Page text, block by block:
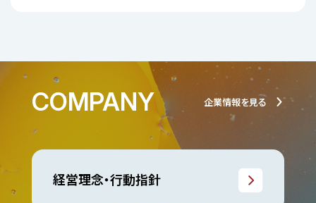
COMPANY 企業情報を見る
経営理念・行動指針